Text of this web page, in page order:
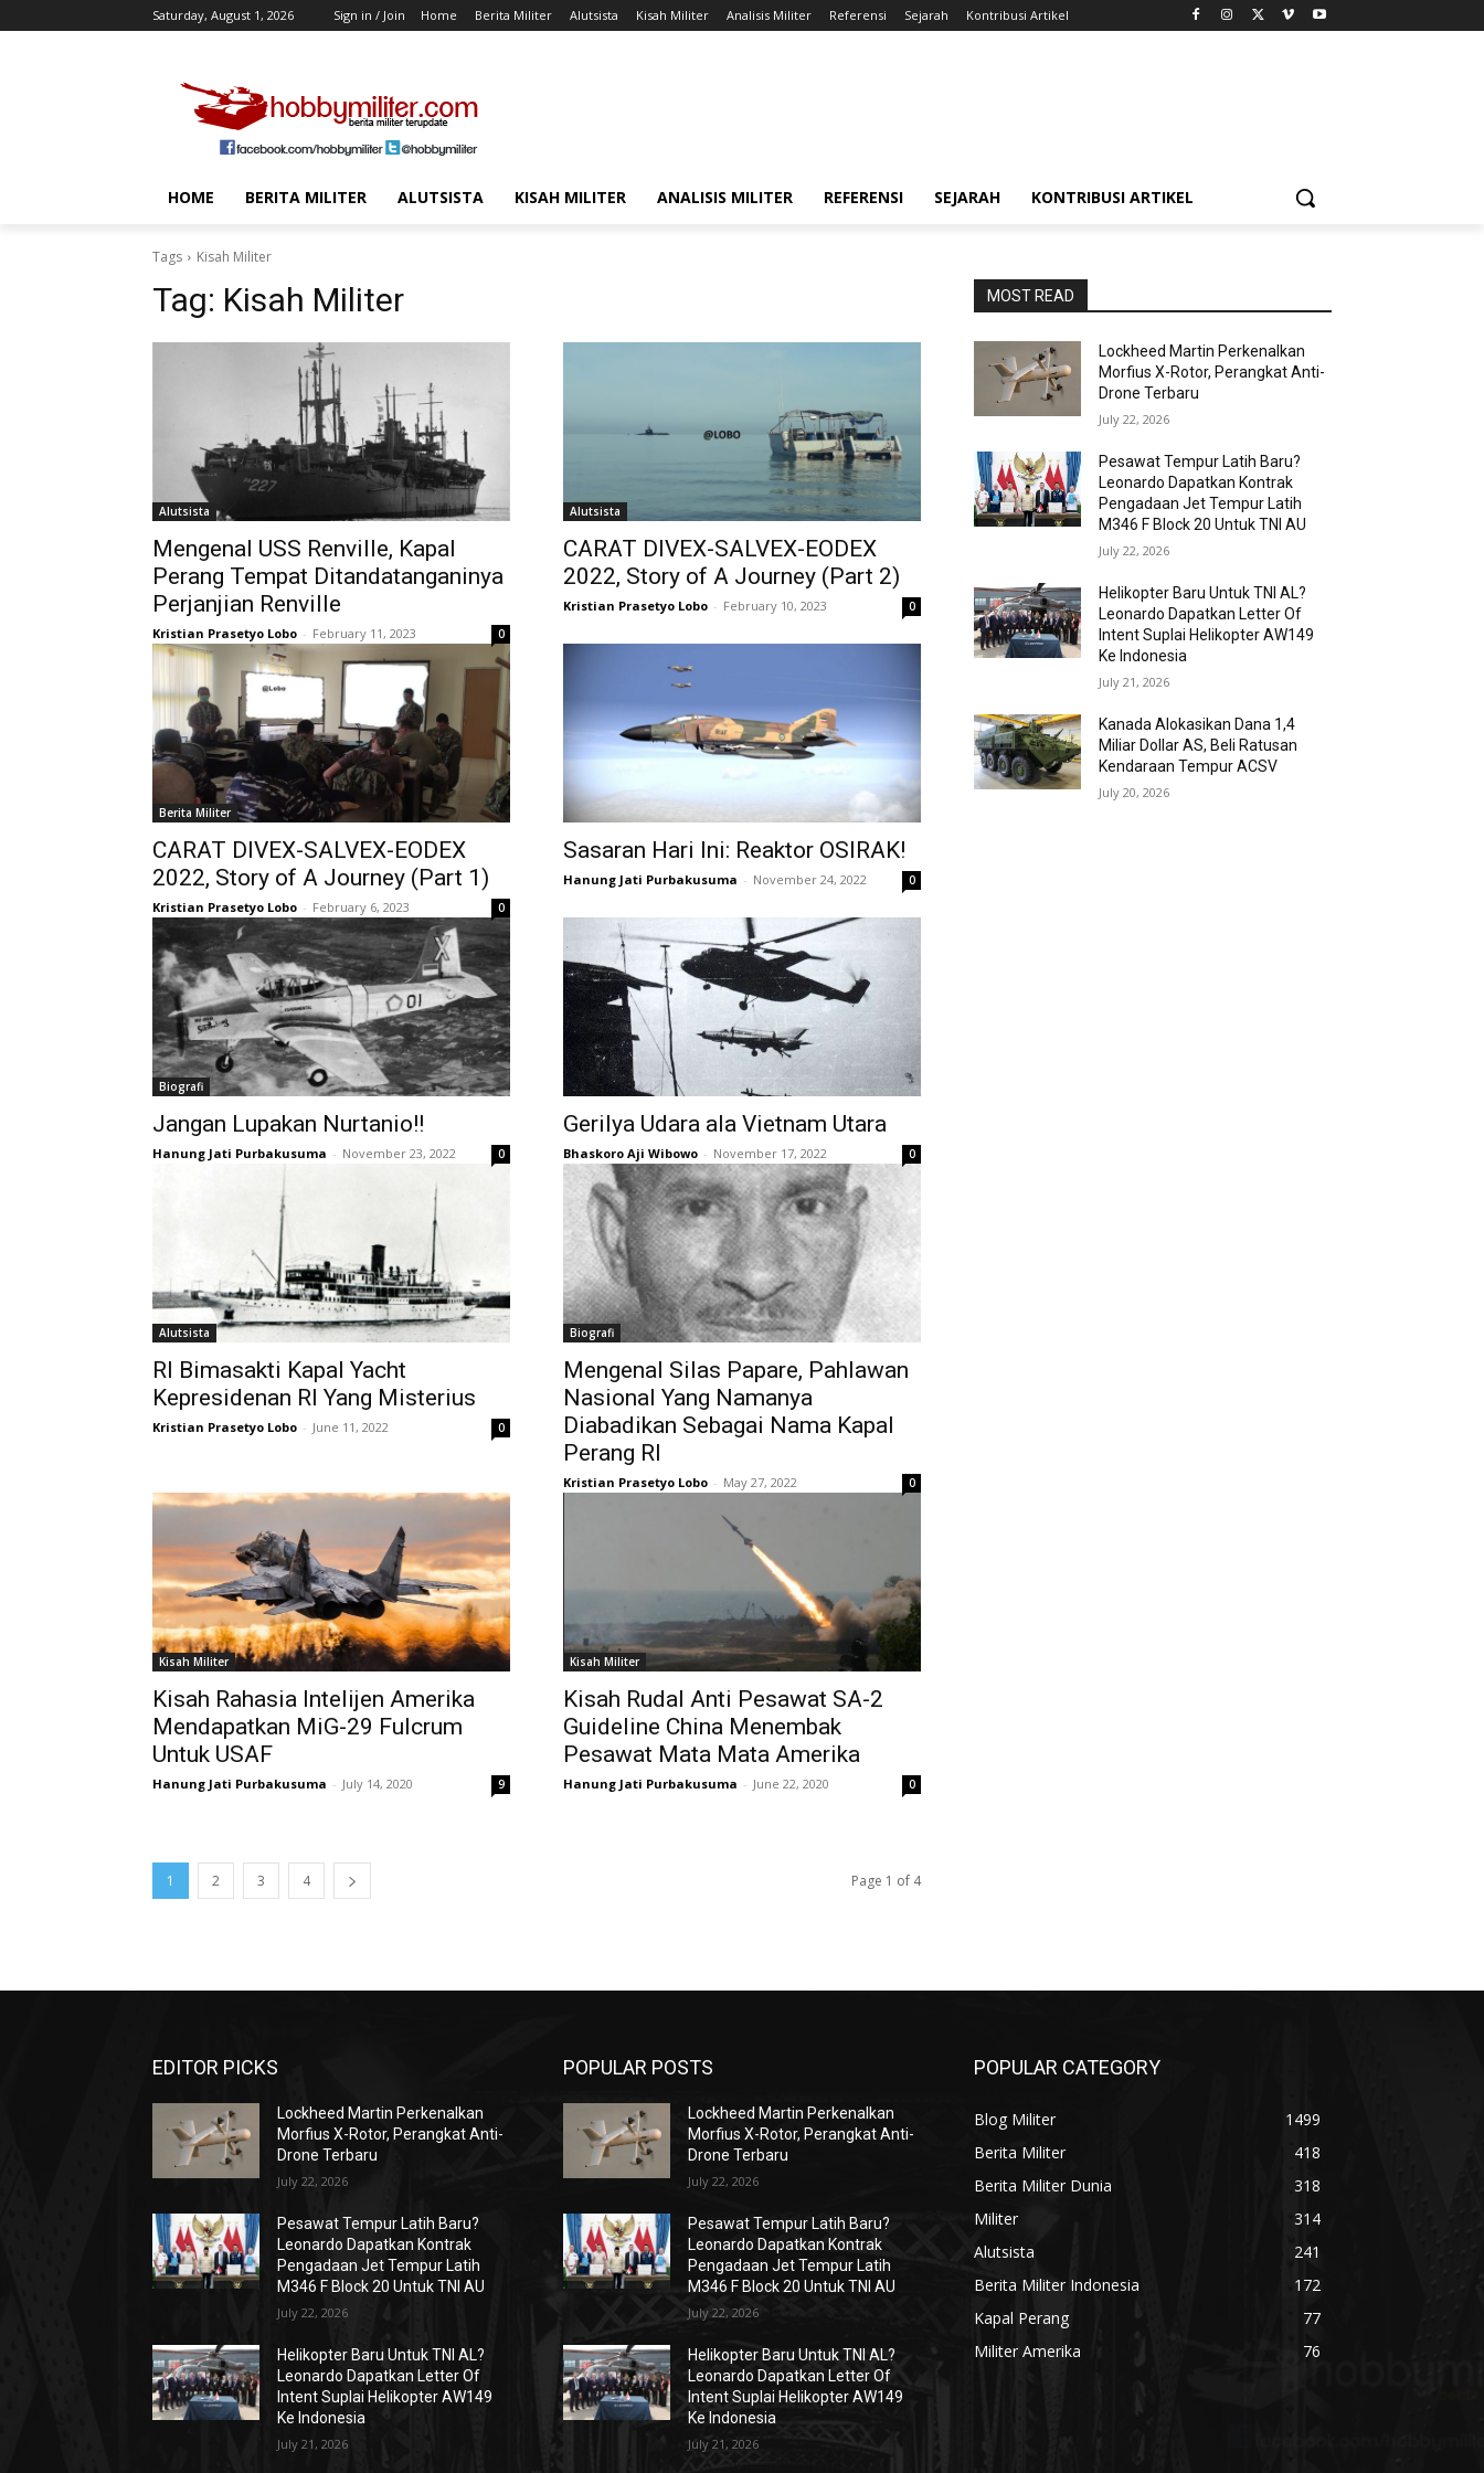
Saturday, August 1, 2026 Sign in / Join Home Berita Militer Alutsista Kisah Militer Analisis Militer Referensi Sejarah Kontribusi Artikel
HOME BERITA MILITER ALUTSISTA KISAH MILITER ANALISIS MILITER REFERENSI SEJARAH KONTRIBUSI ARTIKEL
Tags Kisah Militer
Tag: Kisah Militer
Alutsista
Mengenal USS Renville, Kapal
Perang Tempat Ditandatanganinya
Perjanjian Renville
Kristian Prasetyo Lobo - February 11, 2023 0
Alutsista
CARAT DIVEX-SALVEX-EODEX
2022, Story of A Journey (Part 2)
Kristian Prasetyo Lobo - February 10, 2023 0
Berita Militer
CARAT DIVEX-SALVEX-EODEX
2022, Story of A Journey (Part 1)
Kristian Prasetyo Lobo - February 6, 2023 0
Sasaran Hari Ini: Reaktor OSIRAK!
Hanung Jati Purbakusuma - November 24, 2022 0
Biografi
Jangan Lupakan Nurtanio!!
Hanung Jati Purbakusuma - November 23, 2022 0
Gerilya Udara ala Vietnam Utara
Bhaskoro Aji Wibowo - November 17, 2022 0
Alutsista
RI Bimasakti Kapal Yacht
Kepresidenan RI Yang Misterius
Kristian Prasetyo Lobo - June 11, 2022 0
Biografi
Mengenal Silas Papare, Pahlawan
Nasional Yang Namanya
Diabadikan Sebagai Nama Kapal
Perang RI
Kristian Prasetyo Lobo - May 27, 2022 0
Kisah Militer
Kisah Rahasia Intelijen Amerika
Mendapatkan MiG-29 Fulcrum
Untuk USAF
Hanung Jati Purbakusuma - July 14, 2020 9
Kisah Militer
Kisah Rudal Anti Pesawat SA-2
Guideline China Menembak
Pesawat Mata Mata Amerika
Hanung Jati Purbakusuma - June 22, 2020 0
1 2 3 4 Page 1 of 4
MOST READ
Lockheed Martin Perkenalkan
Morfius X-Rotor, Perangkat Anti-
Drone Terbaru
July 22, 2026
Pesawat Tempur Latih Baru?
Leonardo Dapatkan Kontrak
Pengadaan Jet Tempur Latih
M346 F Block 20 Untuk TNI AU
July 22, 2026
Helikopter Baru Untuk TNI AL?
Leonardo Dapatkan Letter Of
Intent Suplai Helikopter AW149
Ke Indonesia
July 21, 2026
Kanada Alokasikan Dana 1,4
Miliar Dollar AS, Beli Ratusan
Kendaraan Tempur ACSV
July 20, 2026
EDITOR PICKS
Lockheed Martin Perkenalkan
Morfius X-Rotor, Perangkat Anti-
Drone Terbaru
July 22, 2026
Pesawat Tempur Latih Baru?
Leonardo Dapatkan Kontrak
Pengadaan Jet Tempur Latih
M346 F Block 20 Untuk TNI AU
July 22, 2026
Helikopter Baru Untuk TNI AL?
Leonardo Dapatkan Letter Of
Intent Suplai Helikopter AW149
Ke Indonesia
July 21, 2026
POPULAR POSTS
Lockheed Martin Perkenalkan
Morfius X-Rotor, Perangkat Anti-
Drone Terbaru
July 22, 2026
Pesawat Tempur Latih Baru?
Leonardo Dapatkan Kontrak
Pengadaan Jet Tempur Latih
M346 F Block 20 Untuk TNI AU
July 22, 2026
Helikopter Baru Untuk TNI AL?
Leonardo Dapatkan Letter Of
Intent Suplai Helikopter AW149
Ke Indonesia
July 21, 2026
POPULAR CATEGORY
Blog Militer
1499
Berita Militer
418
Berita Militer Dunia
318
Militer
314
Alutsista
241
Berita Militer Indonesia
172
Kapal Perang
77
Militer Amerika
76